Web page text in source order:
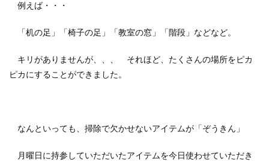
例えば・・・
「机の足」「椅子の足」「教室の窓」「階段」などなど。
キリがありませんが、、、 それほど、たくさんの場所をピカ
ピカにすることができました。
なんといっても、掃除で欠かせないアイテムが「ぞうきん」
月曜日に持参していただいたアイテムを今日使わせていただき